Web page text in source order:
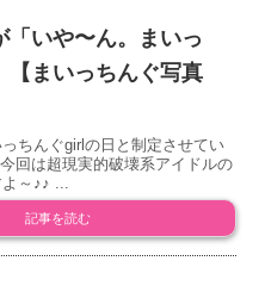
「いや〜ん。まいっ
【まいっちんぐ写真
ちんぐgirlの日と制定させてい
回は超現実的破壊系アイドルの
～♪♪ ...
記事を読む